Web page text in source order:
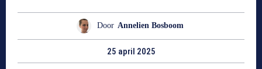
Door Annelien Bosboom
25 april 2025